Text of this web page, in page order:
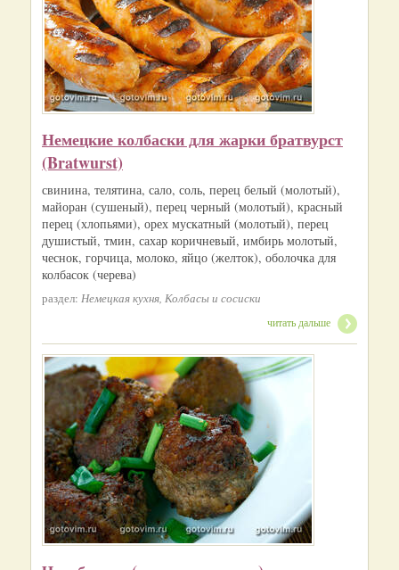
Немецкие колбаски для жарки братвурст
(Bratwurst)
свинина, телятина, сало, соль, перец белый (молотый),
майоран (сушеный), перец черный (молотый), красный
перец (хлопьями), орех мускатный (молотый), перец
душистый, тмин, сахар коричневый, имбирь молотый,
чеснок, горчица, молоко, яйцо (желток), оболочка для
колбасок (черева)
раздел: Немецкая кухня, Колбасы и сосиски
читать дальше